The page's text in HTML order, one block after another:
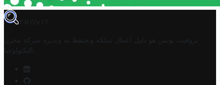
TROVIT
تروفيت تونس هو دليل أعمال تملكه وتحتفظ به وتديره
شركة مخزن
التكنولوجيا